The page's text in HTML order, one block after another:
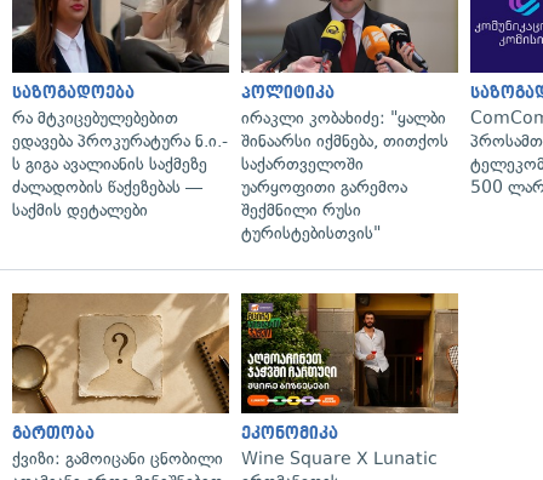
საზოგადოება
რა მტკიცებულებებით
ედავება პროკურატურა ნ.ი.-
ს გიგა ავალიანის საქმეზე
ძალადობის წაქეზებას —
საქმის დეტალები
პოლიტიკა
ირაკლი კობახიძე: "ყალბი
შინაარსი იქმნება, თითქოს
საქართველოში
უარყოფითი გარემოა
შექმნილი რუსი
ტურისტებისთვის"
500
გართობა
ქვიზი: გამოიცანი ცნობილი
ეკონომიკა
Wine Square X Lunatic